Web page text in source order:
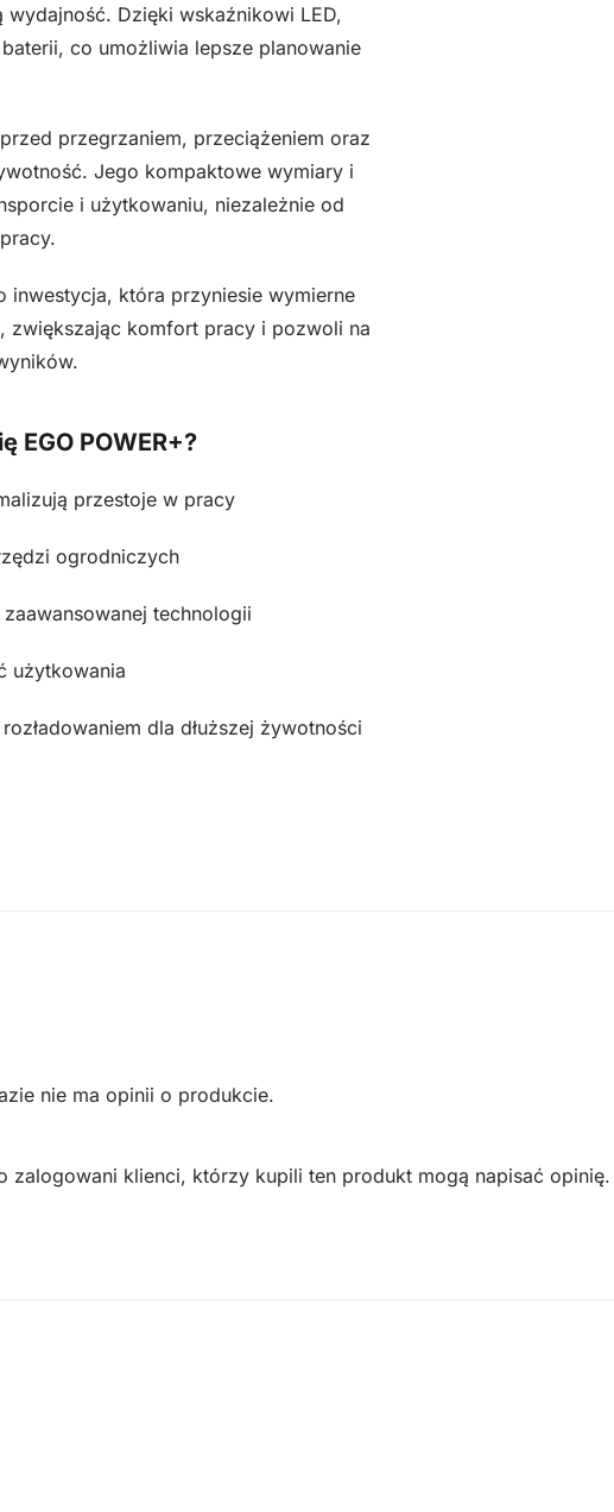
wydajność. Dzięki wskaźnikowi LED,
co umożliwia lepsze planowanie
przegrzaniem, przeciążeniem oraz
Jego kompaktowe wymiary i
i użytkowaniu, niezależnie od
inwestycja, która przyniesie wymierne
komfort pracy i pozwoli na
EGO POWER+?
przestoje w pracy
ogrodniczych
technologii
użytkowania
dla dłuższej żywotności
nie ma opinii o produkcie.
zalogowani klienci, którzy kupili ten produkt mogą napisać opinię.